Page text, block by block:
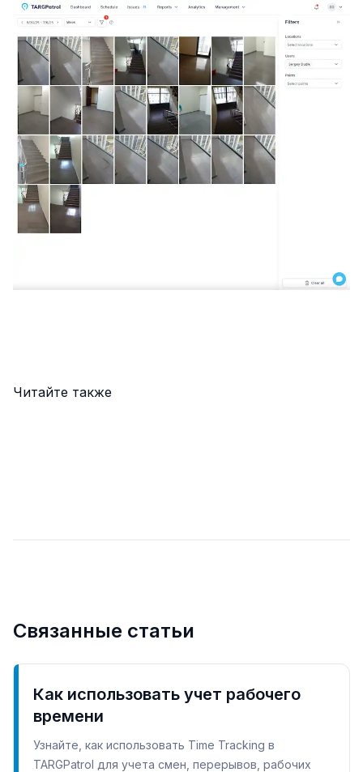
Читайте также
Связанные статьи
Как использовать учет рабочего
времени
Узнайте, как использовать Time Tracking в
TARGPatrol для учета смен, перерывов, рабочих